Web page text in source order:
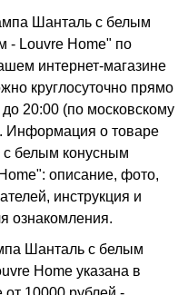
Шанталь с белым
- Louvre Home" по
интернет-магазине
круглосуточно прямо
20:00 (по московскому
о товаре
белым конусным
описание, фото,
инструкция и
ознакомления.
Шанталь с белым
Home указана в